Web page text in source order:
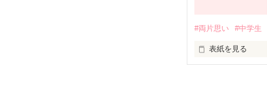
         クラスが違うふたりの恋
#両片思い #中学生
表紙を見る